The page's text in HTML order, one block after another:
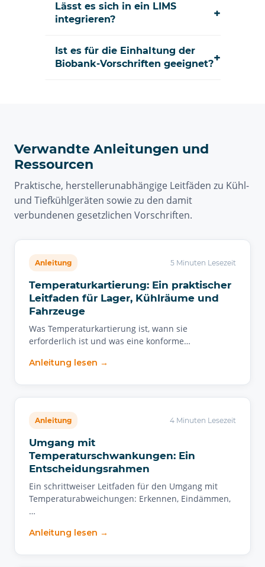
Lässt es sich in ein LIMS
integrieren?
+
Ist es für die Einhaltung der
Biobank-Vorschriften geeignet?+
Verwandte Anleitungen und
Ressourcen
Praktische, herstellerunabhängige Leitfäden zu Kühl-
und Tiefkühlgeräten sowie zu den damit
verbundenen gesetzlichen Vorschriften.
Anleitung 5 Minuten Lesezeit
Temperaturkartierung: Ein praktischer
Leitfaden für Lager, Kühlräume und
Fahrzeuge
Was Temperaturkartierung ist, wann sie
erforderlich ist und was eine konforme…
Anleitung lesen →
Anleitung 4 Minuten Lesezeit
Umgang mit
Temperaturschwankungen: Ein
Entscheidungsrahmen
Ein schrittweiser Leitfaden für den Umgang mit
Temperaturabweichungen: Erkennen, Eindämmen,
…
Anleitung lesen →